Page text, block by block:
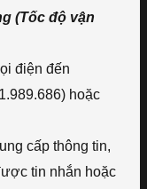
(Tốc độ vận
điện đến
hoặc
cấp thông tin,
tin nhắn hoặc